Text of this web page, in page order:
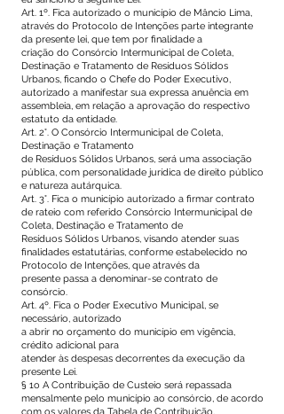
Art. 1º. Fica autorizado o município de Mâncio Lima,
através do Protocolo de Intenções parte integrante
da presente lei, que tem por finalidade a
criação do Consórcio Intermunicipal de Coleta,
Destinação e Tratamento de Resíduos Sólidos
Urbanos, ficando o Chefe do Poder Executivo,
autorizado a manifestar sua expressa anuência em
assembleia, em relação a aprovação do respectivo
estatuto da entidade.
Art. 2°. O Consórcio Intermunicipal de Coleta,
Destinação e Tratamento
de Resíduos Sólidos Urbanos, será uma associação
pública, com personalidade jurídica de direito público
e natureza autárquica.
Art. 3°. Fica o município autorizado a firmar contrato
de rateio com referido Consórcio Intermunicipal de
Coleta, Destinação e Tratamento de
Resíduos Sólidos Urbanos, visando atender suas
finalidades estatutárias, conforme estabelecido no
Protocolo de Intenções, que através da
presente passa a denominar-se contrato de
consórcio.
Art. 4º. Fica o Poder Executivo Municipal, se
necessário, autorizado
a abrir no orçamento do município em vigência,
crédito adicional para
atender às despesas decorrentes da execução da
presente Lei.
§ 1o A Contribuição de Custeio será repassada
mensalmente pelo município ao consórcio, de acordo